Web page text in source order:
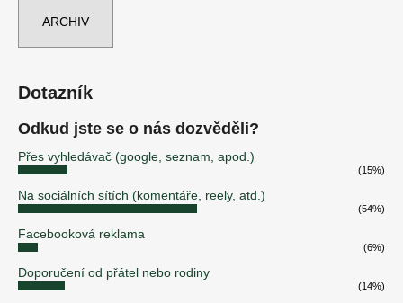
ARCHIV
Dotazník
Odkud jste se o nás dozvěděli?
Přes vyhledávač (google, seznam, apod.)
(15%)
Na sociálních sítích (komentáře, reely, atd.)
(54%)
Facebooková reklama
(6%)
Doporučení od přátel nebo rodiny
(14%)